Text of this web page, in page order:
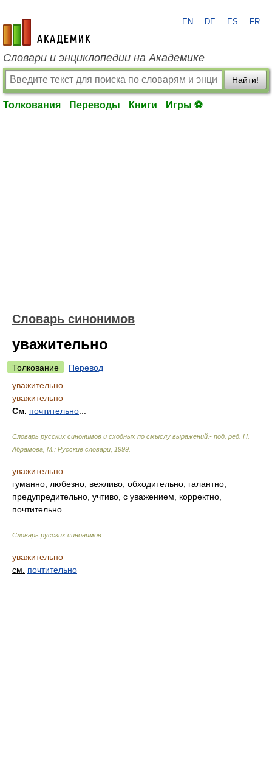
academic.ru
EN DE ES FR
Словари и энциклопедии на Академике
Найти!
Толкования Переводы Книги Игры ⚽
Словарь синонимов
уважительно
Толкование
Перевод
уважительно
уважительно
См. почтительно
Словарь русских синонимов и сходных по смыслу выражений.- под. ред. Н.
Абрамова, М.: Русские словари 1999
уважительно
гуманно, любезно, вежливо, обходительно, галантно,
предупредительно, учтиво, с уважением, корректно,
почтительно
Словарь русских синонимов
уважительно
см.
почтительно